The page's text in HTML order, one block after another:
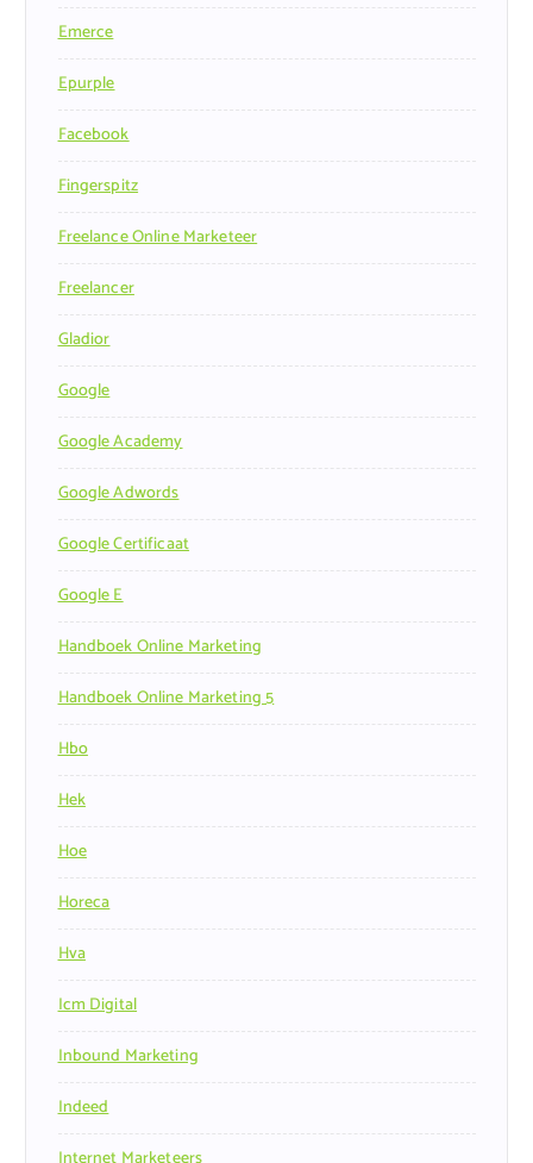
Emerce
Epurple
Facebook
Fingerspitz
Freelance Online Marketeer
Freelancer
Gladior
Google
Google Academy
Google Adwords
Google Certificaat
Google E
Handboek Online Marketing
Handboek Online Marketing 5
Hbo
Hek
Hoe
Horeca
Hva
Icm Digital
Inbound Marketing
Indeed